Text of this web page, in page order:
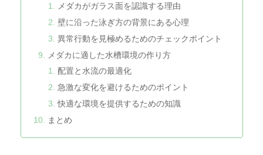
メダカがガラス面を認識する理由
壁に沿った泳ぎ方の背景にある心理
異常行動を見極めるためのチェックポイント
メダカに適した水槽環境の作り方
配置と水流の最適化
急激な変化を避けるためのポイント
快適な環境を提供するための知識
まとめ